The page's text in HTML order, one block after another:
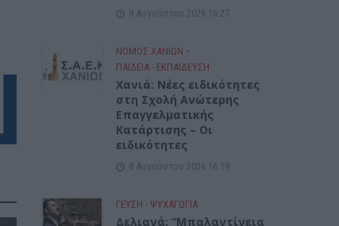
8 Αυγούστου 2026 16:27
ΝΟΜΌΣ ΧΑΝΊΩΝ •
ΠΑΙΔΕΙΑ - ΕΚΠΑΙΔΕΥΣΗ
Χανιά: Νέες ειδικότητες
στη Σχολή Ανώτερης
Επαγγελματικής
Κατάρτισης – Οι
ειδικότητες
8 Αυγούστου 2026 16:19
ΓΕΎΣΗ - ΨΥΧΑΓΩΓΊΑ
Δελιανά: “Μπαλαντίνεια